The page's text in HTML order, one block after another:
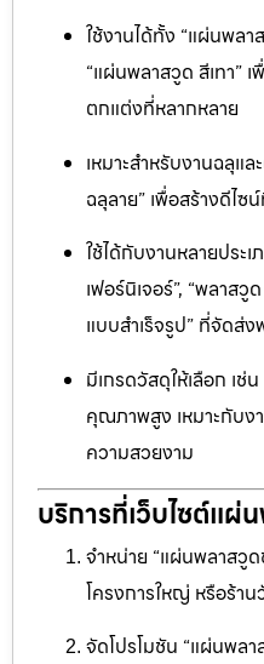
ใช้งานได้ทั้ง “แผ่นพลา
“แผ่นพลาสวูด สีเทา”
ตกแต่งที่หลากหลาย
เหมาะสำหรับงานฉลุแ
ฉลุลาย” เพื่อสร้างดีไซ
ใช้ได้กับงานหลายประ
เฟอร์นิเจอร์”, “พลาส
แบบสำเร็จรูป” ที่จัดส่ง
มีเกรดวัสดุให้เลือก เช่
คุณภาพสูง เหมาะกับง
ความสวยงาม
บริการที่เว็บไซต์แ
จำหน่าย “แผ่นพลาสวู
โครงการใหญ่ หรือร้า
จัดโปรโมชัน “แผ่นพล